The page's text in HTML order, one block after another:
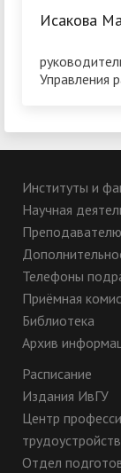
Исакова
Управления
Институты и
Научная
Телефоны
Приёмная
Библиотека
Архив
Расписание
Издания ИвГУ
Центр
Отдел